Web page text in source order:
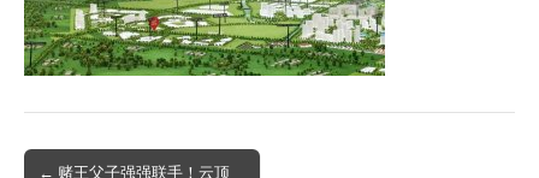
Post
← 赌王父子强强联手！云顶